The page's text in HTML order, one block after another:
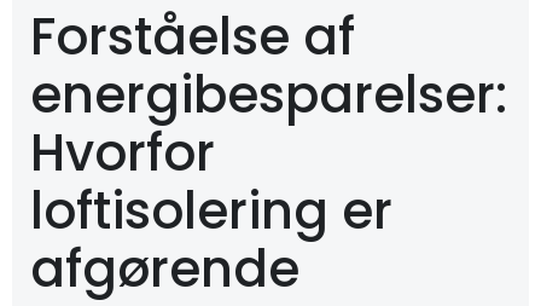
Forståelse af
energibesparelser:
Hvorfor
loftisolering er
afgørende